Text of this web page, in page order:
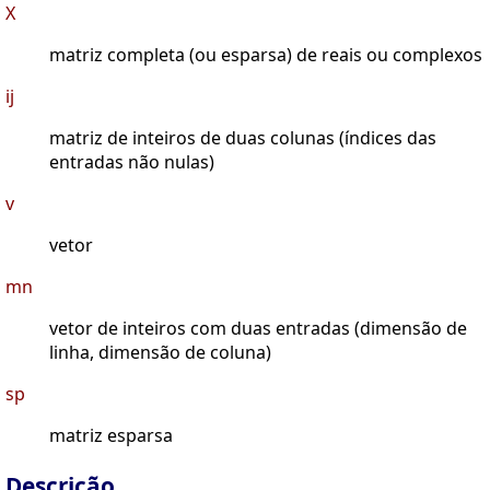
X
matriz completa (ou esparsa) de reais ou complexos
ij
matriz de inteiros de duas colunas (índices das
entradas não nulas)
v
vetor
mn
vetor de inteiros com duas entradas (dimensão de
linha, dimensão de coluna)
sp
matriz esparsa